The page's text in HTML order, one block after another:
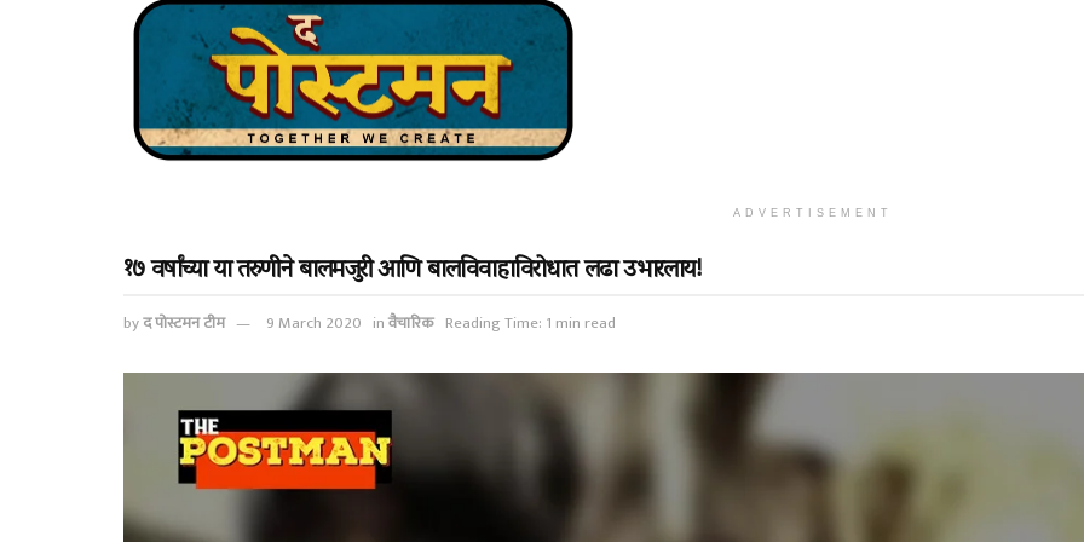
ADVERTISEMENT
१७ वर्षांच्या या तरुणीने बालमजुरी आणि बालविवाहाविरोधात लढा उभारलाय!
byद पोस्टमन टीम 9 March 2020 inवैचारिक Reading Time: 1 min read